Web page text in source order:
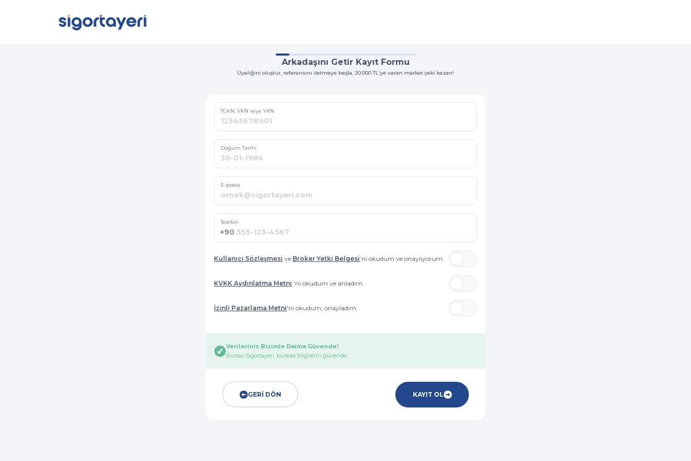
Arkadaşını Getir Kayıt Formu
Üyeliğini oluştur, referansını iletmeye başla, 20.000 TL'ye varan market çeki kazan!
TCKN, VKN veya YKN
Doğum Tarihi
E-posta
Telefon
Kullanıcı Sözleşmesi ve Broker Yetki Belgesi’ni okudum ve onaylıyorum.
KVKK Aydınlatma Metni 'ni okudum ve anladım.
İzinli Pazarlama Metni'ni okudum, onayladım.
Verileriniz Bizimle Daima Güvende!
Burası Sigortayeri, burada bilgilerin güvende.
GERİ DÖN KAYIT OL